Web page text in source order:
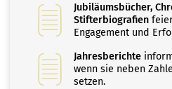
Jubiläumsbücher,
Stifterbiografien
Engagement und
Jahresberichte
wenn sie neben
setzen.